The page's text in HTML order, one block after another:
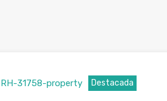
RH-31758-property Destacada